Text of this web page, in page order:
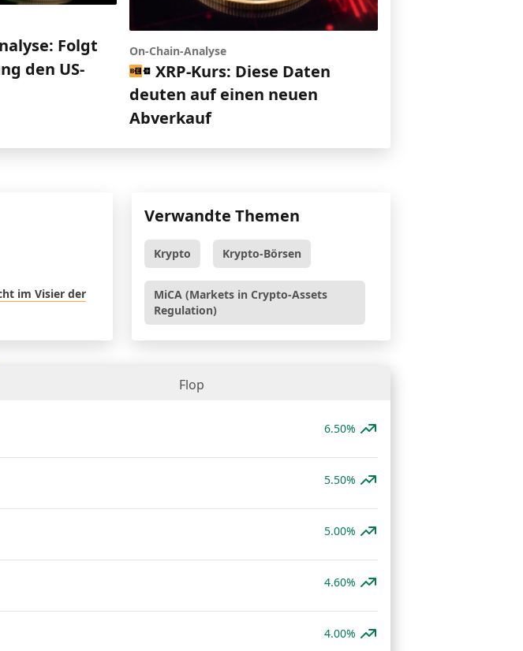
Folgt
den US-
On-Chain-Analyse
XRP-Kurs: Diese Daten
deuten auf einen neuen
Abverkauf
im Visier der
Verwandte Themen
Krypto Krypto-Börsen
MiCA (Markets in Crypto-Assets
Regulation)
Flop
6.50%
5.50%
5.00%
4.60%
4.00%